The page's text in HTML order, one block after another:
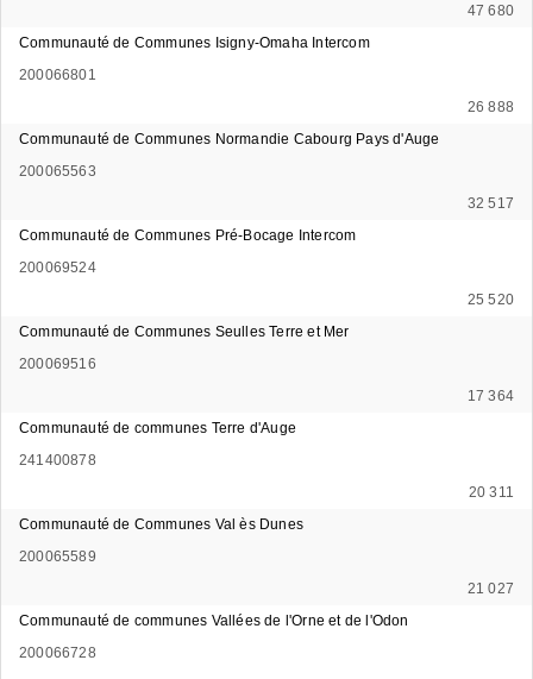
47 680
Communauté de Communes Isigny-Omaha Intercom
200066801
26 888
Communauté de Communes Normandie Cabourg Pays d'Auge
200065563
32 517
Communauté de Communes Pré-Bocage Intercom
200069524
25 520
Communauté de Communes Seulles Terre et Mer
200069516
17 364
Communauté de communes Terre d'Auge
241400878
20 311
Communauté de Communes Val ès Dunes
200065589
21 027
Communauté de communes Vallées de l'Orne et de l'Odon
200066728